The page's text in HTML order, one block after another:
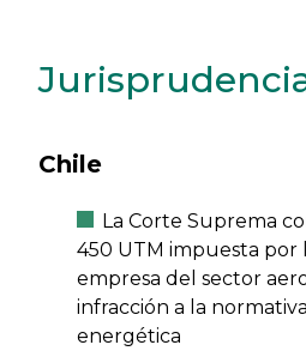
Chile
La Corte Suprema
450 UTM impuesta por
empresa del sector
infracción a la
energética